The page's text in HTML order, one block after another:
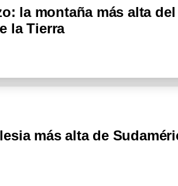
la montaña más alta
la Tierra
más alta de